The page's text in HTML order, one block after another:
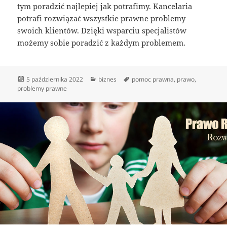
tym poradzić najlepiej jak potrafimy. Kancelaria
potrafi rozwiązać wszystkie prawne problemy
swoich klientów. Dzięki wsparciu specjalistów
możemy sobie poradzić z każdym problemem.
Data
publikacji
5 października 2022 Kategorie
biznes Tagi
pomoc prawna, prawo,
problemy prawne